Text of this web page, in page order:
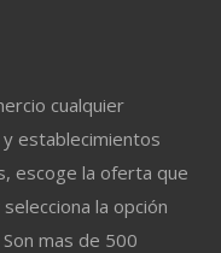
cualquier
establecimientos
escoge la oferta que
la opción
mas de 500